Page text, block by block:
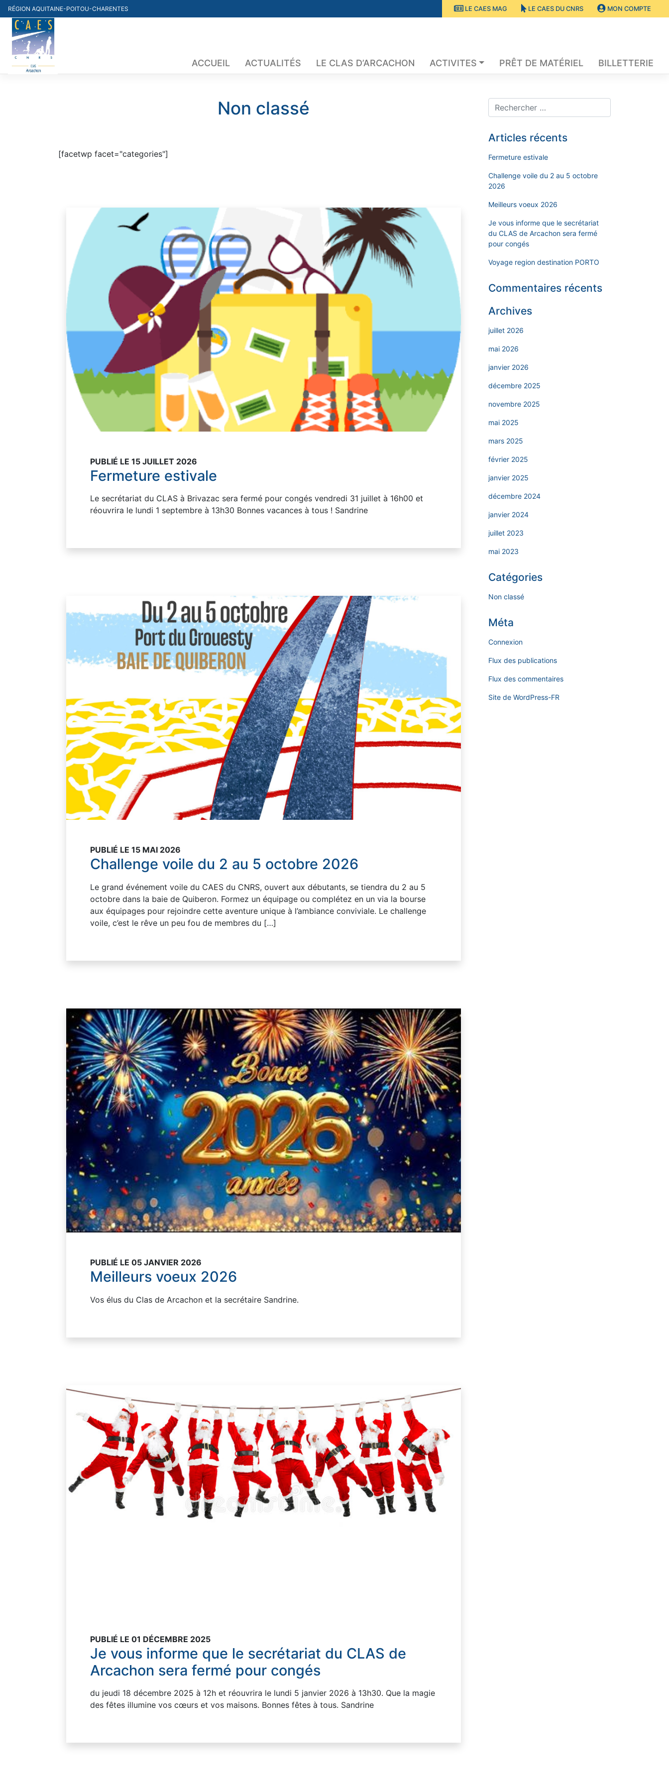
Skip
to
content
RÉGION AQUITAINE-POITOU-CHARENTES LE CAES MAG LE CAES DU CNRS MON COMPTE
ACCUEIL ACTUALITÉS LE CLAS D’ARCACHON ACTIVITES PRÊT DE MATÉRIEL BILLETTERIE
Non classé
[facetwp facet="categories"]
PUBLIÉ LE 15 JUILLET 2026
Fermeture estivale
Le secrétariat du CLAS à Brivazac sera fermé pour congés vendredi 31 juillet à 16h00 et
réouvrira le lundi 1 septembre à 13h30 Bonnes vacances à tous ! Sandrine
PUBLIÉ LE 15 MAI 2026
Challenge voile du 2 au 5 octobre 2026
Le grand événement voile du CAES du CNRS, ouvert aux débutants, se tiendra du 2 au 5
octobre dans la baie de Quiberon. Formez un équipage ou complétez en un via la bourse
aux équipages pour rejoindre cette aventure unique à l’ambiance conviviale. Le challenge
voile, c’est le rêve un peu fou de membres du […]
PUBLIÉ LE 05 JANVIER 2026
Meilleurs voeux 2026
Vos élus du Clas de Arcachon et la secrétaire Sandrine.
PUBLIÉ LE 01 DÉCEMBRE 2025
Je vous informe que le secrétariat du CLAS de
Arcachon sera fermé pour congés
du jeudi 18 décembre 2025 à 12h et réouvrira le lundi 5 janvier 2026 à 13h30. Que la magie
des fêtes illumine vos cœurs et vos maisons. Bonnes fêtes à tous. Sandrine
Articles récents
Fermeture estivale
Challenge voile du 2 au 5 octobre
2026
Meilleurs voeux 2026
Je vous informe que le secrétariat
du CLAS de Arcachon sera fermé
pour congés
Voyage region destination PORTO
Commentaires récents
Archives
juillet 2026
mai 2026
janvier 2026
décembre 2025
novembre 2025
mai 2025
mars 2025
février 2025
janvier 2025
décembre 2024
janvier 2024
juillet 2023
mai 2023
Catégories
Non classé
Méta
Connexion
Flux des publications
Flux des commentaires
Site de WordPress-FR